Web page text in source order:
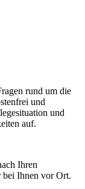
rund um die
und
und
auf.
Ihren
bei Ihnen vor Ort.